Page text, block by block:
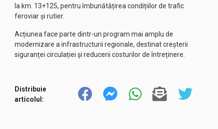
la km. 13+125, pentru îmbunătățirea condițiilor de trafic
feroviar și rutier.
Acțiunea face parte dintr-un program mai amplu de
modernizare a infrastructurii regionale, destinat creșterii
siguranței circulației și reducerii costurilor de întreținere.
Distribuie
articolul: